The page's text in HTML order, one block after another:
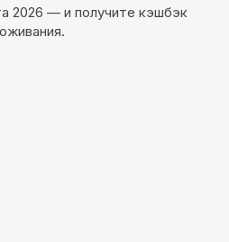
2026 — и получите кэшбэк